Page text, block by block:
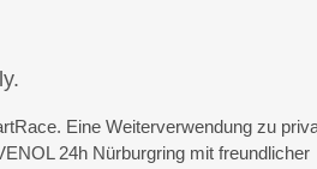
Eine Weiterverwendung zu
24h Nürburgring mit freundlicher